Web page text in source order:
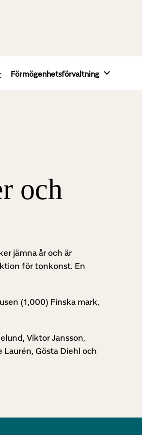
Förmögenhetsförvaltning
och
jämna år och är
för tonkonst. En
(1,000) Finska mark,
Viktor Jansson,
Gösta Diehl och